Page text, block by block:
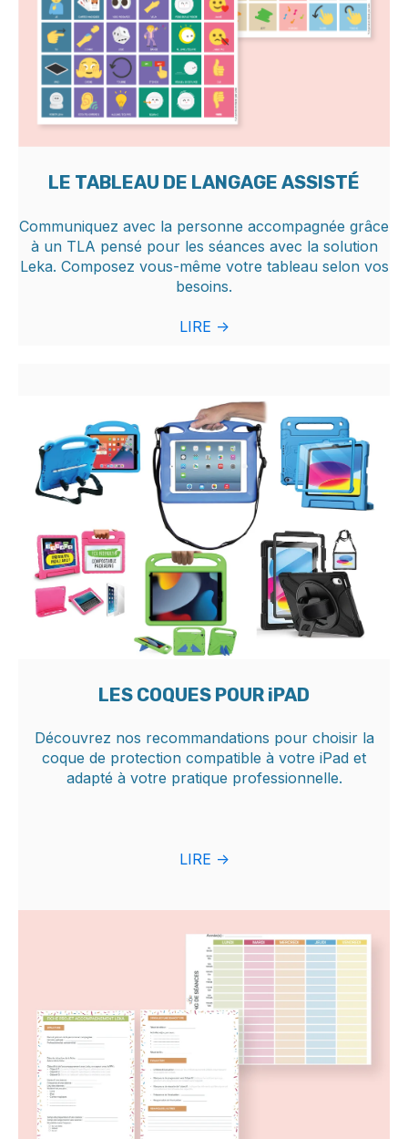
LE TABLEAU DE LANGAGE ASSISTÉ
Communiquez avec la personne accompagnée grâce
à un TLA pensé pour les séances avec la solution
Leka. Composez vous-même votre tableau selon vos
besoins.
LIRE ->
LES COQUES POUR iPAD
Découvrez nos recommandations pour choisir la
coque de protection compatible à votre iPad et
adapté à votre pratique professionnelle.
LIRE ->